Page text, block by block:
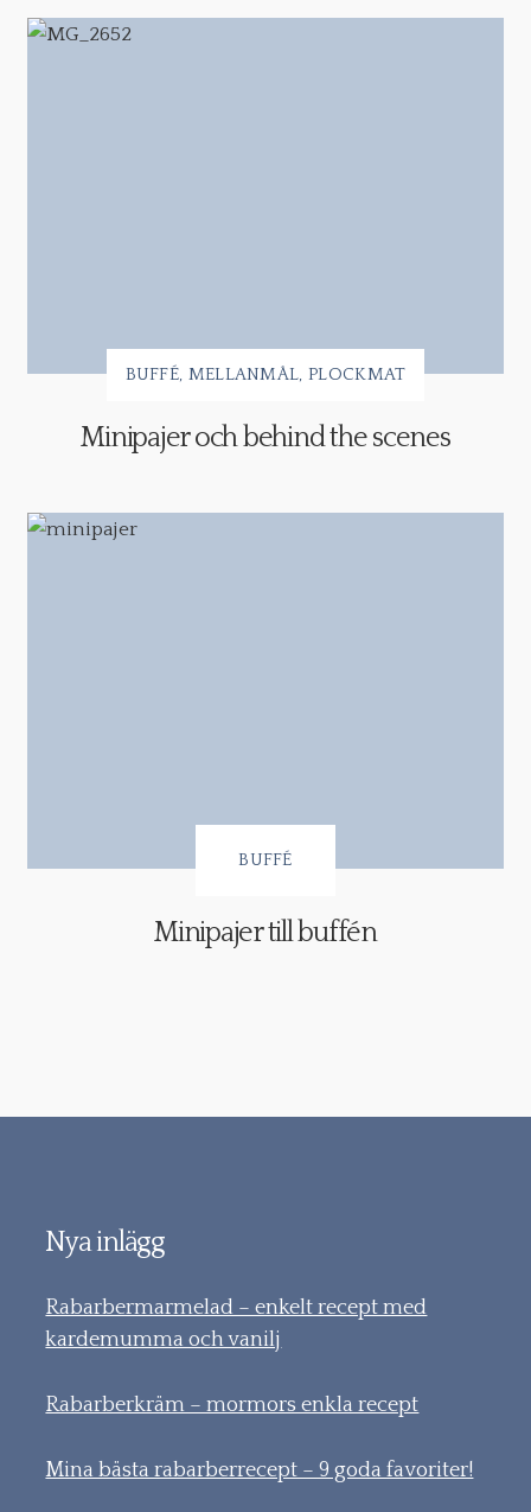
BUFFÉ MELLANMÅL PLOCKMAT
Minipajer och behind the scenes
BUFFÉ
Minipajer till buffén
Nya inlägg
Rabarbermarmelad – enkelt recept med
kardemumma och vanilj
Rabarberkräm – mormors enkla recept
Mina bästa rabarberrecept – 9 goda favoriter!